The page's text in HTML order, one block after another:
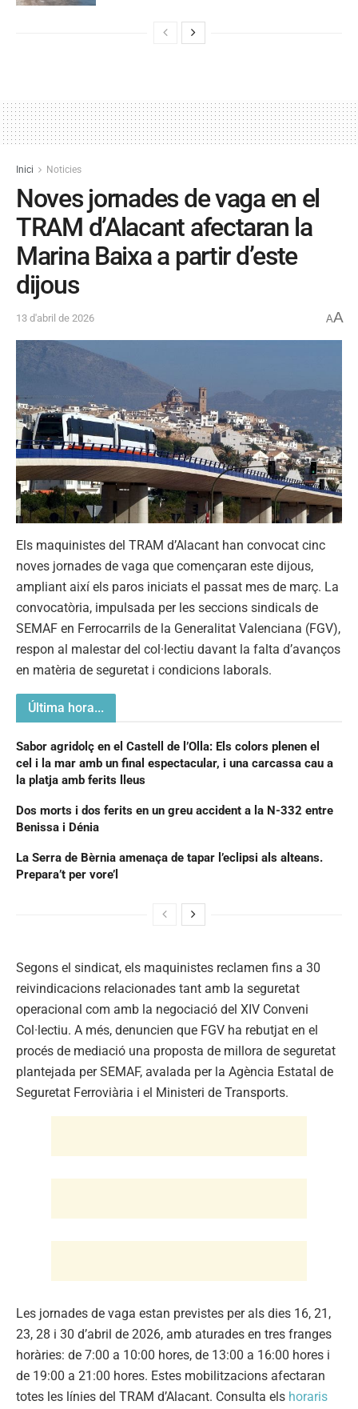
Inici Noticies
Noves jornades de vaga en el
TRAM d’Alacant afectaran la
Marina Baixa a partir d’este
dijous
13 d'abril de 2026 AA
Els maquinistes del TRAM d’Alacant han convocat cinc
noves jornades de vaga que començaran este dijous,
ampliant així els paros iniciats el passat mes de març. La
convocatòria, impulsada per les seccions sindicals de
SEMAF en Ferrocarrils de la Generalitat Valenciana (FGV),
respon al malestar del col·lectiu davant la falta d’avanços
en matèria de seguretat i condicions laborals.
Última hora...
Sabor agridolç en el Castell de l’Olla: Els colors plenen el
cel i la mar amb un final espectacular, i una carcassa cau a
la platja amb ferits lleus
Dos morts i dos ferits en un greu accident a la N-332 entre
Benissa i Dénia
La Serra de Bèrnia amenaça de tapar l’eclipsi als alteans.
Prepara’t per vore’l
Segons el sindicat, els maquinistes reclamen fins a 30
reivindicacions relacionades tant amb la seguretat
operacional com amb la negociació del XIV Conveni
Col·lectiu. A més, denuncien que FGV ha rebutjat en el
procés de mediació una proposta de millora de seguretat
plantejada per SEMAF, avalada per la Agència Estatal de
Seguretat Ferroviària i el Ministeri de Transports.
Les jornades de vaga estan previstes per als dies 16, 21,
23, 28 i 30 d’abril de 2026, amb aturades en tres franges
horàries: de 7:00 a 10:00 hores, de 13:00 a 16:00 hores i
de 19:00 a 21:00 hores. Estes mobilitzacions afectaran
totes les línies del TRAM d’Alacant. Consulta els horaris